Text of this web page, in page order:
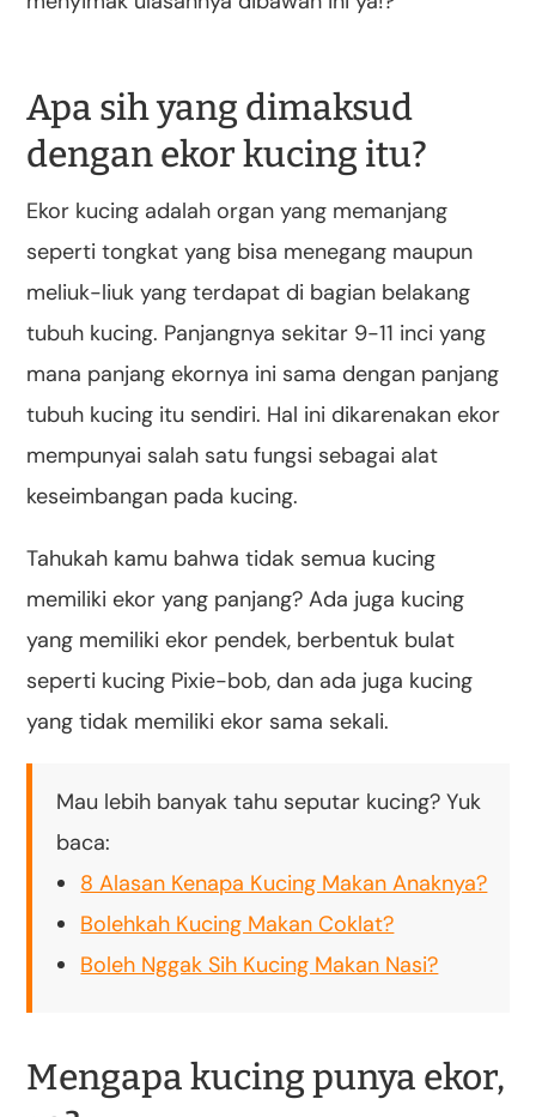
Apa sih yang dimaksud
dengan ekor kucing itu?
Ekor kucing adalah organ yang memanjang
seperti tongkat yang bisa menegang maupun
meliuk-liuk yang terdapat di bagian belakang
tubuh kucing. Panjangnya sekitar 9-11 inci yang
mana panjang ekornya ini sama dengan panjang
tubuh kucing itu sendiri. Hal ini dikarenakan ekor
mempunyai salah satu fungsi sebagai alat
keseimbangan pada kucing.
Tahukah kamu bahwa tidak semua kucing
memiliki ekor yang panjang? Ada juga kucing
yang memiliki ekor pendek, berbentuk bulat
seperti kucing Pixie-bob, dan ada juga kucing
yang tidak memiliki ekor sama sekali.
Mau lebih banyak tahu seputar kucing? Yuk
baca:
8 Alasan Kenapa Kucing Makan Anaknya?
Bolehkah Kucing Makan Coklat?
Boleh Nggak Sih Kucing Makan Nasi?
Mengapa kucing punya ekor,